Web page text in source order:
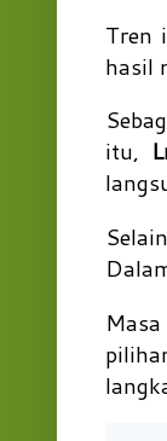
Tren
hasil
itu,